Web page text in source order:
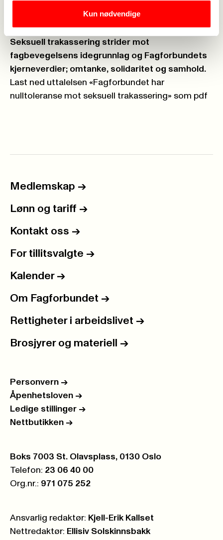
Kun nødvendige
Forebygging og håndtering av seksuell
trakassering skal ha oppmerksomhet i vår
tillitsvalgtskolering og i andre kurstilbud.
Seksuell trakassering strider mot
fagbevegelsens idegrunnlag og Fagforbundets
kjerneverdier; omtanke, solidaritet og samhold.
Last ned uttalelsen «Fagforbundet har
nulltoleranse mot seksuell trakassering» som pdf
Medlemskap ->
Lønn og tariff ->
Kontakt oss ->
For tillitsvalgte ->
Kalender ->
Om Fagforbundet ->
Rettigheter i arbeidslivet ->
Brosjyrer og materiell ->
Personvern ->
Åpenhetsloven ->
Ledige stillinger ->
Nettbutikken ->
Postboks:
Boks 7003 St. Olavsplass, 0130 Oslo
Telefon: 23 06 40 00
Org.nr.: 971 075 252
Ansvarlig redaktør: Kjell-Erik Kallset
Nettredaktør: Ellisiv Solskinnsbakk